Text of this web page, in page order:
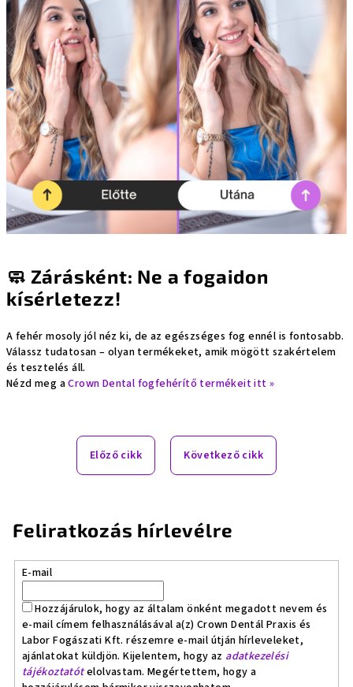
🧼 Zárásként: Ne a fogaidon
kísérletezz!
A fehér mosoly jól néz ki, de az egészséges fog ennél is fontosabb.
Válassz tudatosan – olyan termékeket, amik mögött szakértelem
és tesztelés áll.
Nézd meg aCrown Dental fogfehérítő termékeit itt »
Előző cikk Következő cikk
Feliratkozás hírlevélre
E-mail
Hozzájárulok, hogy az általam önként megadott nevem és
e-mail címem felhasználásával a(z) Crown Dentál Praxis és
Labor Fogászati Kft. részemre e-mail útján hírleveleket,
ajánlatokat küldjön. Kijelentem, hogy az adatkezelési
tájékoztatótelolvastam. Megértettem, hogy a